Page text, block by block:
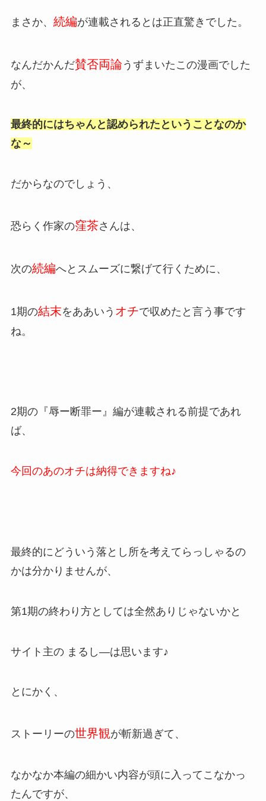
まさか、 続編が連載されるとは正直驚きでした。
なんだかんだ賛否両論 うずまいたこの漫画でした
が、
最終的にはちゃんと認められたということなのか
な～
だからなのでしょう、
恐らく作家の窪茶さんは、
次の続編へとスムーズに繋げて行くために、
1期の結末をああいう オチで収めたと言う事です
ね。
2期の『辱ー断罪ー』編が連載される前提であれ
ば、
今回のあのオチは納得できますね♪
最終的にどういう落とし所を考えてらっしゃるの
かは分かりませんが、
第1期の終わり方としては全然ありじゃないかと
サイト主の まるし―は思います♪
とにかく、
ストーリーの世界観が斬新過ぎて、
なかなか本編の細かい内容が頭に入ってこなかっ
たんですが、